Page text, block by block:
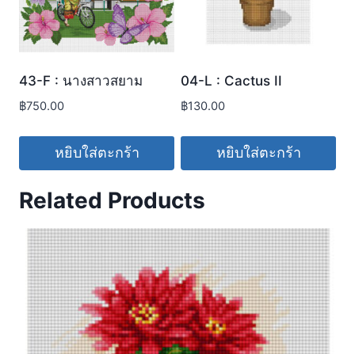
43-F : นางสาวสยาม
฿750.00
หยิบใส่ตะกร้า
04-L : Cactus II
฿130.00
หยิบใส่ตะกร้า
Related Products